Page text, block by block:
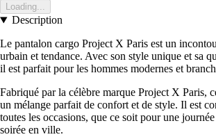
Loading...
Description
Le pantalon cargo Project X Paris est un
urbain et tendance. Avec son style unique et sa
il est parfait pour les hommes modernes et
Fabriqué par la célèbre marque Project X Paris,
un mélange parfait de confort et de style. Il est
toutes les occasions, que ce soit pour une
soirée en ville.